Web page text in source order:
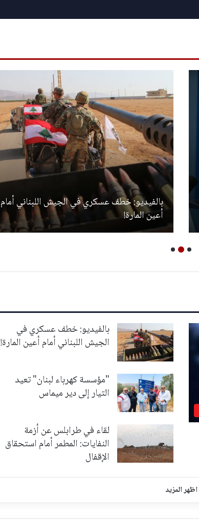
بالفيديو: خطف عسكري في الجيش اللبناني أمام
أعين المارة!
بالفيديو: خطف عسكري في
الجيش اللبناني أمام أعين المارة!
"مؤسسة كهرباء لبنان" تعيد
التيار إلى دير ميماس
لقاء في طرابلس عن أزمة
النفايات: المطمر أمام استحقاق
الإقفال
اظهر المزيد